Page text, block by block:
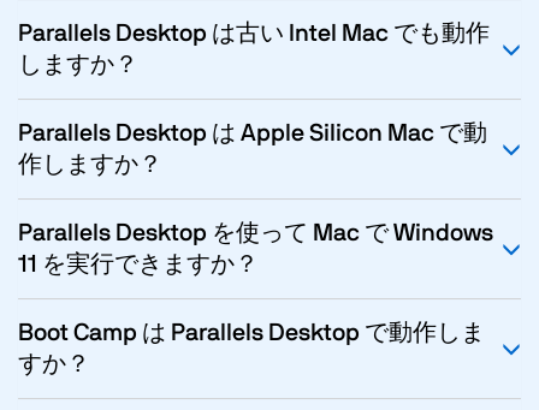
Parallels Desktop は古い Intel Mac でも動作
しますか？
Parallels Desktop は Apple Silicon Mac で動
作しますか？
Parallels Desktop を使って Mac で Windows
11 を実行できますか？
Boot Camp は Parallels Desktop で動作しま
すか？